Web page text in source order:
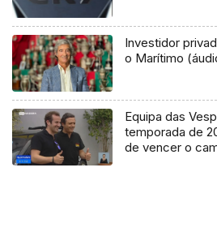
Investidor
o Marítimo
Equipa das
temporada de
de vencer o